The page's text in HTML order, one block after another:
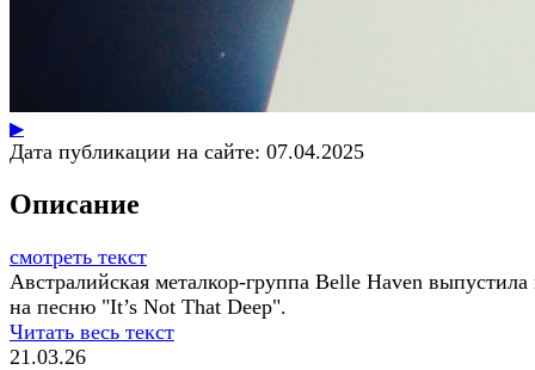
▶
Дата публикации на сайте: 07.04.2025
Описание
смотреть текст
Австралийская металкор-группа Belle Haven
на песню "It’s Not That Deep".
Читать весь текст
21.03.26